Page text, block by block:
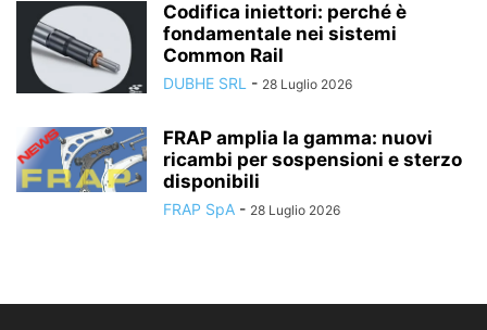
Codifica iniettori: perché è
fondamentale nei sistemi
Common Rail
DUBHE SRL - 28 Luglio 2026
FRAP amplia la gamma: nuovi
ricambi per sospensioni e sterzo
disponibili
FRAP SpA - 28 Luglio 2026